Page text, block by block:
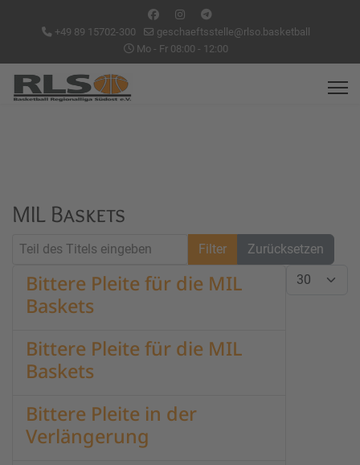
+49 89 15702-300
geschaeftsstelle@rlso.basketball
Mo - Fr 08:00 - 12:00
MIL Baskets
Teil des Titels eingeben
Filter Zurücksetzen
Anzeige #
Bittere Pleite für die MIL
Baskets
Bittere Pleite für die MIL
Baskets
Bittere Pleite in der
Verlängerung